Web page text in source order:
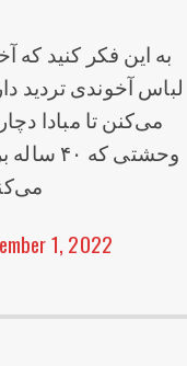
به این فکر کنید که
لباس آخوندی تردید
می‌کنن تا مبادا
وحشتی
1, 2022